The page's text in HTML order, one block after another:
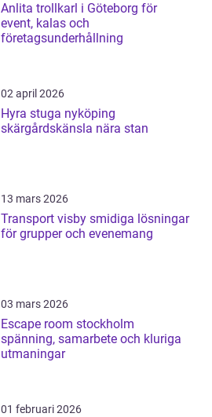
Anlita trollkarl i Göteborg för
event, kalas och
företagsunderhållning
02 april 2026
Hyra stuga nyköping
skärgårdskänsla nära stan
13 mars 2026
Transport visby smidiga lösningar
för grupper och evenemang
03 mars 2026
Escape room stockholm
spänning, samarbete och kluriga
utmaningar
01 februari 2026